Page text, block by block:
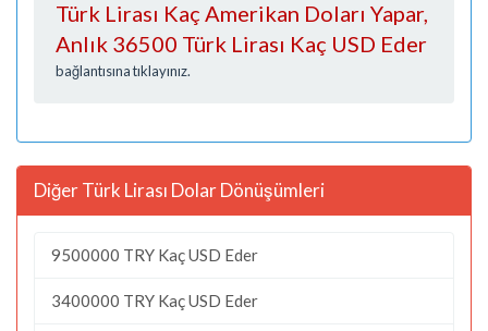
Türk Lirası Kaç Amerikan Doları Yapar,
Anlık 36500 Türk Lirası Kaç USD Eder
bağlantısına tıklayınız.
Diğer Türk Lirası Dolar Dönüşümleri
9500000 TRY Kaç USD Eder
3400000 TRY Kaç USD Eder